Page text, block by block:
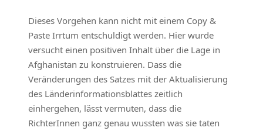
Dieses Vorgehen kann nicht mit einem Copy &
Paste Irrtum entschuldigt werden. Hier wurde
versucht einen positiven Inhalt über die Lage in
Afghanistan zu konstruieren. Dass die
Veränderungen des Satzes mit der Aktualisierung
des Länderinformationsblattes zeitlich
einhergehen, lässt vermuten, dass die
RichterInnen ganz genau wussten was sie taten